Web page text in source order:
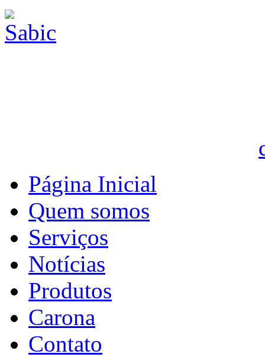
Página Inicial
Quem somos
Serviços
Notícias
Produtos
Carona
Contato